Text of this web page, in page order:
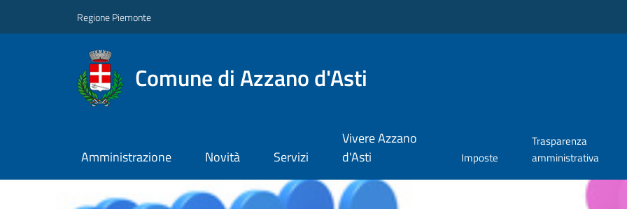
Regione Piemonte
Comune di Azzano d'Asti
Amministrazione Novità Servizi
Vivere Azzano
d'Asti
Imposte
Trasparenza
amministrativa